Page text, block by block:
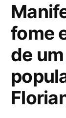
fome
de